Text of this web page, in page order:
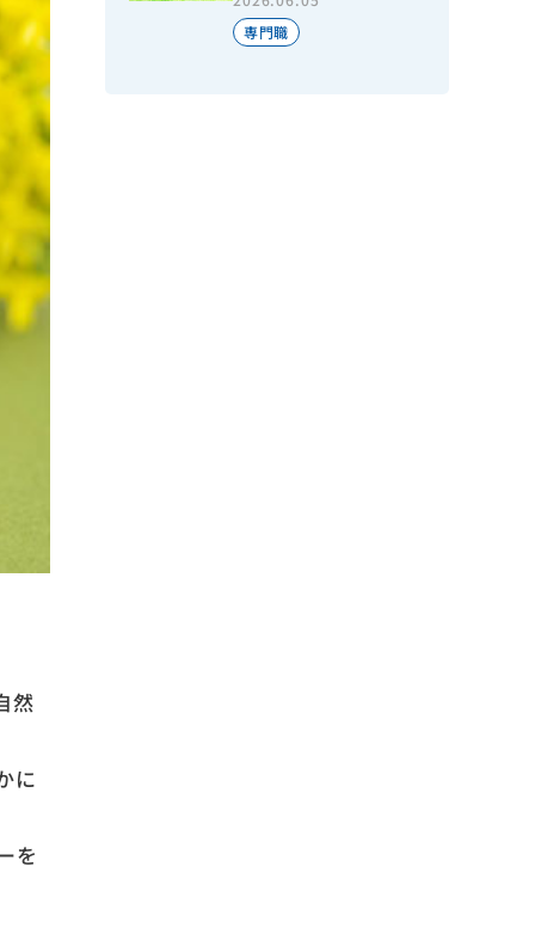
然
に
を
専門職